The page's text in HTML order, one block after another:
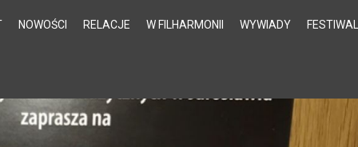
NOWOŚCI RELACJE W FILHARMONII WYWIADY